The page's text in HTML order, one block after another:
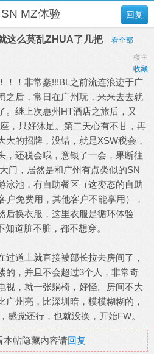
回复
MZ体验
这么莫乱ZHUA了几把
看全部
楼主
收藏
！！非常蠢!!!BL之前流连浪迹于广
之后，常日在广州玩，来来去去就
。继上次惠州HT酒店之旅后，又
，只好沐足。第二天心有不甘，再
大的招牌，没错，就是XSW税会，
，还税会哦，意银了一会，果断往
门，居然是和广州有点类似的SN
泳池，有自助餐区（这变态的自助
户免费用，其他客户不能享用），
后换衣服，这里衣服是循环体验
道脏不脏，都不想穿。
过道上就直接被部长拉去房间了，
的，并且不会超过3个人，非常奇
视，就一张躺椅，好怪。房间不大
广州亮，比深圳暗，模模糊糊的，
感觉还行，也就没换，开始FW。
本帖隐藏内容请回复